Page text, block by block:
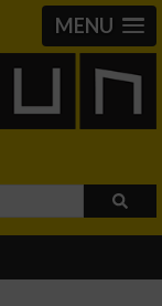
MENU